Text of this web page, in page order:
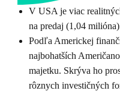
V USA je viac
na predaj (1,04
Podľa Americkej
najbohatších
majetku. Skrýva ho
rôznych investičných